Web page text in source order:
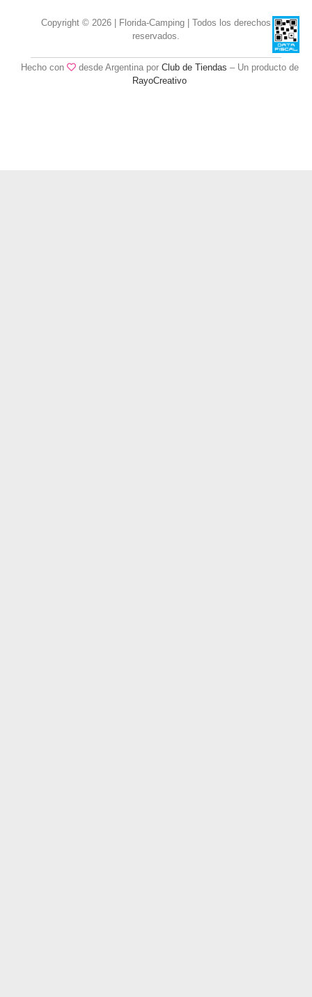
Copyright © 2026 | Florida-Camping | Todos los derechos
reservados.
Hecho con desde Argentina por Club de Tiendas – Un producto de
RayoCreativo